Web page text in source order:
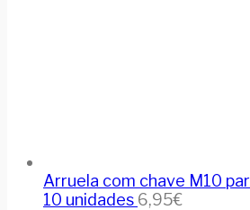
Arruela com chave M10
10 unidades 6,95€